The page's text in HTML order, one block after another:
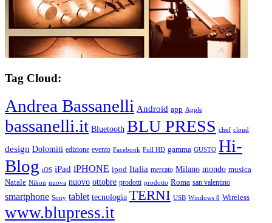
Tag Cloud:
Andrea Bassanelli Android app Apple
bassanelli.it Bluetooth BLU PRESS chef cloud
design Dolomiti edizione evento Facebook Full HD gamma GUSTO Hi-
Blog iOS iPad iPHONE ipod Italia mercato Milano mondo musica
Natale Nikon nuova nuovo ottobre prodotti prodotto Roma san valentino
smartphone Sony tablet tecnologia TERNI USB Windows 8 Wireless
www.blupress.it